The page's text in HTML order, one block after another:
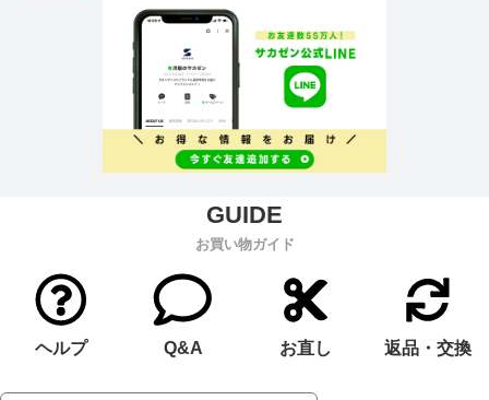
お買い物ガイド
ヘルプ Q&A お直し 返品・交換